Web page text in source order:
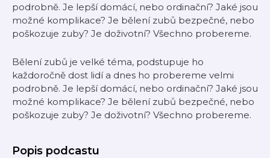
podrobně. Je lepší domácí, nebo ordinační? Jaké jsou
možné komplikace? Je bělení zubů bezpečné, nebo
poškozuje zuby? Je doživotní? Všechno probereme.
Bělení zubů je velké téma, podstupuje ho
každoročně dost lidí a dnes ho probereme velmi
podrobně. Je lepší domácí, nebo ordinační? Jaké jsou
možné komplikace? Je bělení zubů bezpečné, nebo
poškozuje zuby? Je doživotní? Všechno probereme.
Popis podcastu